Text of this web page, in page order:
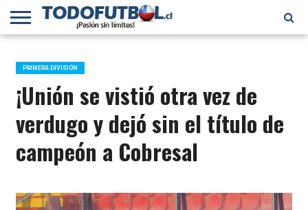
PRIMERA
B
SELECCIÓN
CHILENA
CHILENOS
EN EL
MUNDO
FÚTBOL
INTERNACIONAL
PRIMERA DIVISIÓN
¡Unión se vistió otra vez de
verdugo y dejó sin el título de
campeón a Cobresal